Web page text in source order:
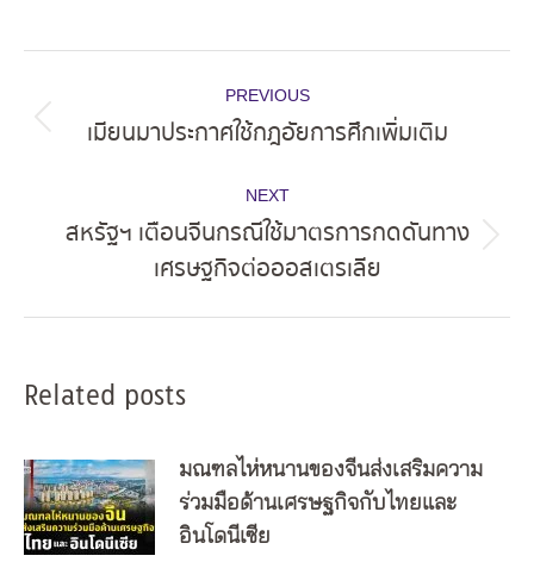
navigation
PREVIOUS
Previous
เมียนมาประกาศใช้กฎอัยการศึกเพิ่มเติม
NEXT
post:
สหรัฐฯ เตือนจีนกรณีใช้มาตรการกดดันทาง
เศรษฐกิจต่อออสเตรเลีย
Related posts
มณฑลไห่หนานของจีนส่งเสริมความ
ร่วมมือด้านเศรษฐกิจกับไทยและ
อินโดนีเซีย